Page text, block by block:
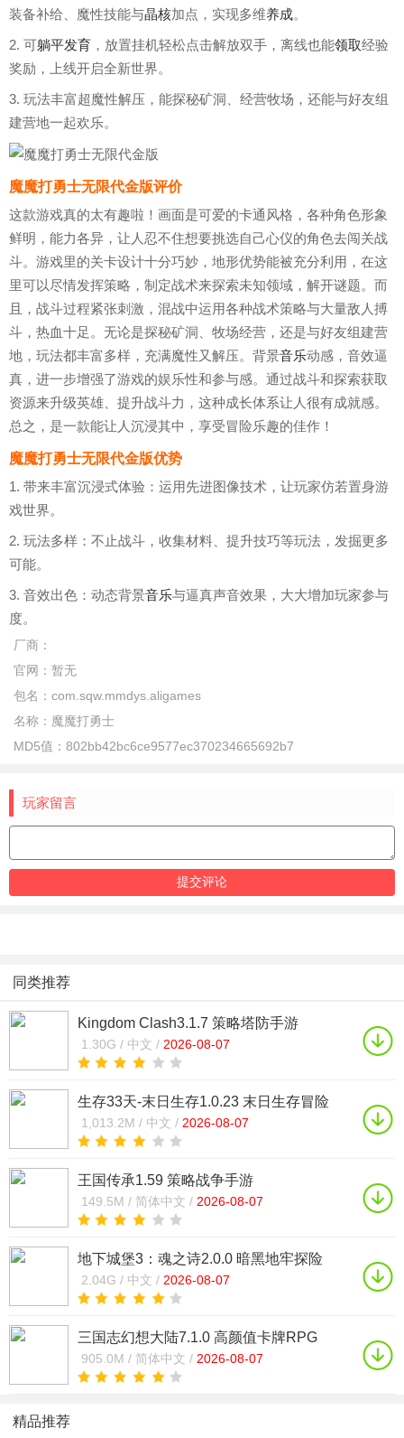
装备补给、魔性技能与晶核加点，实现多维养成。
2. 可躺平发育 ，放置挂机轻松点击解放双手，离线也能领取经验
奖励，上线开启全新世界。
3. 玩法丰富超魔性解压，能探秘矿洞、经营牧场，还能与好友组
建营地一起欢乐。
魔魔打勇士无限代金版评价
这款游戏真的太有趣啦！画面是可爱的卡通风格，各种角色形象
鲜明，能力各异，让人忍不住想要挑选自己心仪的角色去闯关战
斗。游戏里的关卡设计十分巧妙，地形优势能被充分利用，在这
里可以尽情发挥策略，制定战术来探索未知领域，解开谜题。而
且，战斗过程紧张刺激，混战中运用各种战术策略与大量敌人搏
斗，热血十足。无论是探秘矿洞、牧场经营，还是与好友组建营
地，玩法都丰富多样，充满魔性又解压。背景音乐动感，音效逼
真，进一步增强了游戏的娱乐性和参与感。通过战斗和探索获取
资源来升级英雄、提升战斗力，这种成长体系让人很有成就感。
总之，是一款能让人沉浸其中，享受冒险乐趣的佳作！
魔魔打勇士无限代金版优势
1. 带来丰富沉浸式体验：运用先进图像技术，让玩家仿若置身游
戏世界。
2. 玩法多样：不止战斗，收集材料、提升技巧等玩法，发掘更多
可能。
3. 音效出色：动态背景音乐与逼真声音效果，大大增加玩家参与
度。
厂商：
官网： 暂无
包名： com.sqw.mmdys.aligames
名称： 魔魔打勇士
MD5值： 802bb42bc6ce9577ec370234665692b7
玩家留言
同类推荐
Kingdom Clash3.1.7 策略塔防手游
1.30G / 中文 / 2026-08-07
生存33天-末日生存1.0.23 末日生存冒险
1,013.2M / 中文 / 2026-08-07
王国传承1.59 策略战争手游
149.5M / 简体中文 / 2026-08-07
地下城堡3：魂之诗2.0.0 暗黑地牢探险
2.04G / 中文 / 2026-08-07
三国志幻想大陆7.1.0 高颜值卡牌RPG
905.0M / 简体中文 / 2026-08-07
精品推荐